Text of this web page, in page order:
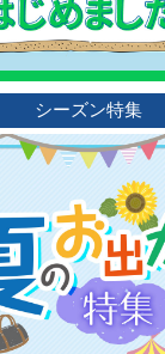
シーズン特集